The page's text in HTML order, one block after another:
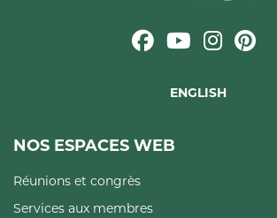
ENGLISH
NOS ESPACES WEB
Réunions et congrès
Services aux membres